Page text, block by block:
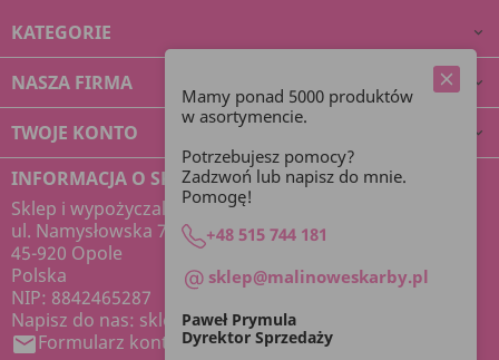
KATEGORIE 
NASZA FIRMA 
TWOJE KONTO 
INFORMACJA O SKLEPIE
Sklep i wypożyczalnia dekoracji Malinowe Skarby
ul. Namysłowska 7
45-920 Opole
Polska
NIP: 8842465287
Napisz do nas: sklep@malinoweskarby.pl
Formularz kontaktowy
Mamy ponad 5000 produktów
w asortymencie.
Potrzebujesz pomocy?
Zadzwoń lub napisz do mnie.
Pomogę!
+48 515 744 181
sklep@malinoweskarby.pl
Paweł Prymula
Dyrektor Sprzedaży